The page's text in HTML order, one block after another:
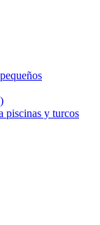
piscinas y turcos